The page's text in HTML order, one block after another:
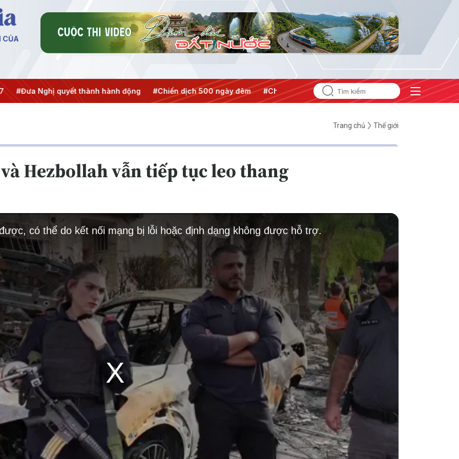
CỦA
Nghị quyết thành hành động #Chiến dịch 500 ngày đêm #Chống khai thác IUU #Căng thẳng Trung Đông #An
Trang chủ Thế giới
Hezbollah vẫn tiếp tục leo thang
Play
Video
có thể do kết nối mạng bị lỗi hoặc định dạng không được hỗ trợ.